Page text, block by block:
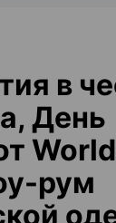
в
День
рум